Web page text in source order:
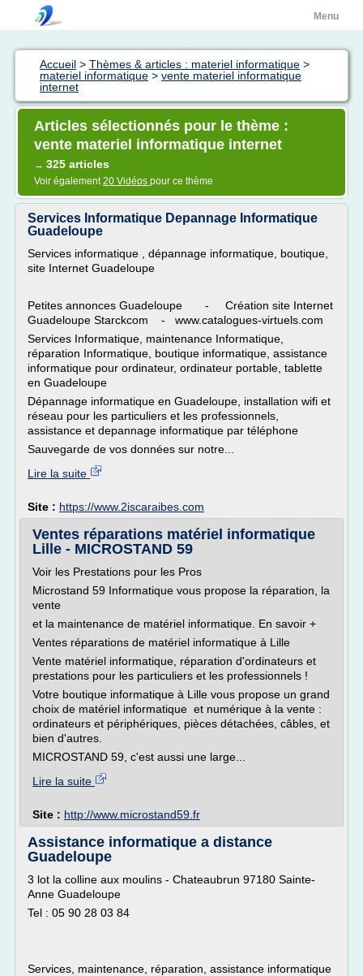
Menu
Accueil > Thèmes & articles : materiel informatique >
materiel informatique > vente materiel informatique
internet
Articles sélectionnés pour le thème :
vente materiel informatique internet
→ 325 articles
Voir également20 Vidéos pour ce thème
Services Informatique Depannage Informatique
Guadeloupe
Services informatique , dépannage informatique, boutique,
site Internet Guadeloupe
Petites annonces Guadeloupe - Création site Internet
Guadeloupe Starckcom - www.catalogues-virtuels.com
Services Informatique, maintenance Informatique,
réparation Informatique, boutique informatique, assistance
informatique pour ordinateur, ordinateur portable, tablette
en Guadeloupe
Dépannage informatique en Guadeloupe, installation wifi et
réseau pour les particuliers et les professionnels,
assistance et depannage informatique par téléphone
Sauvegarde de vos données sur notre...
Lire la suite
Site : https://www.2iscaraibes.com
Ventes réparations matériel informatique
Lille - MICROSTAND 59
Voir les Prestations pour les Pros
Microstand 59 Informatique vous propose la réparation, la
vente
et la maintenance de matériel informatique. En savoir +
Ventes réparations de matériel informatique à Lille
Vente matériel informatique, réparation d'ordinateurs et
prestations pour les particuliers et les professionnels !
Votre boutique informatique à Lille vous propose un grand
choix de matériel informatique et numérique à la vente :
ordinateurs et périphériques, pièces détachées, câbles, et
bien d'autres.
MICROSTAND 59, c'est aussi une large...
Lire la suite
Site : http://www.microstand59.fr
Assistance informatique a distance
Guadeloupe
3 lot la colline aux moulins - Chateaubrun 97180 Sainte-
Anne Guadeloupe
Tel : 05 90 28 03 84
Services, maintenance, réparation, assistance informatique